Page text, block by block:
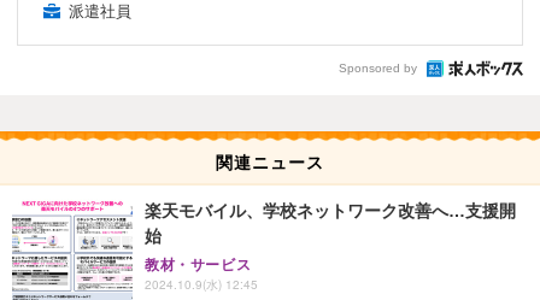
派遣社員
Sponsored by
関連ニュース
楽天モバイル、学校ネットワーク改善へ…支援開
始
教材・サービス
2024.10.9(水) 12:45